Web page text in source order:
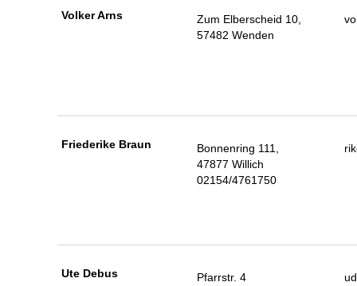
Volker Arns
Zum Elberscheid 10,
57482 Wenden
Friederike Braun
Bonnenring 111,
47877 Willich
02154/4761750
Ute Debus
Pfarrstr. 4